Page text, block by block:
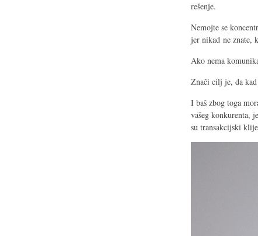
rešenje.
Nemojte se
jer nikad ne znate,
Ako nema
Znači cilj je, da
I baš zbog toga
vašeg konkurenta,
su transakcijski